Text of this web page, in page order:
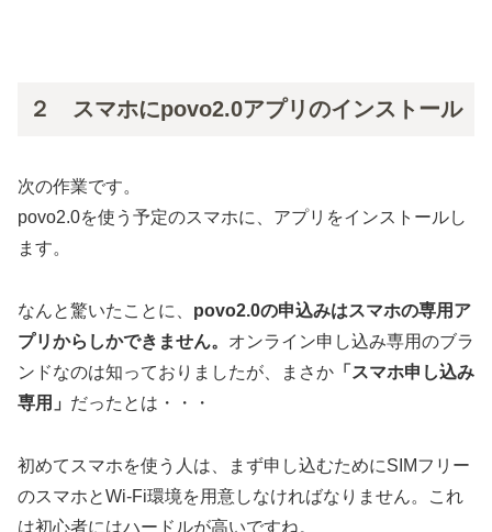
２ スマホにpovo2.0アプリのインストール
次の作業です。
povo2.0を使う予定のスマホに、アプリをインストールし
ます。
なんと驚いたことに、 povo2.0の申込みはスマホの専用ア
プリからしかできません。 オンライン申し込み専用のブラ
ンドなのは知っておりましたが、まさか 「スマホ申し込み
専用」 だったとは・・・
初めてスマホを使う人は、まず申し込むためにSIMフリー
のスマホとWi-Fi環境を用意しなければなりません。これ
は初心者にはハードルが高いですね。